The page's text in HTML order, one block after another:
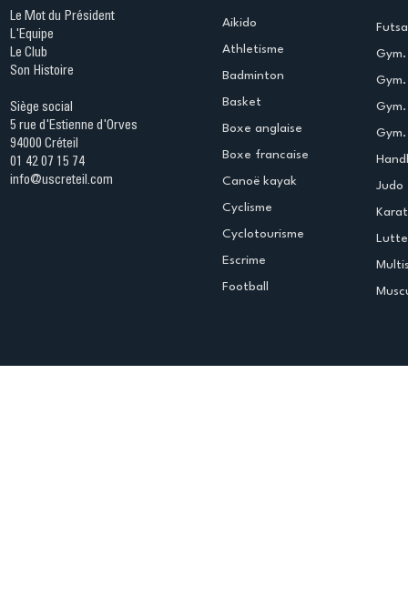
Le Mot du Président
L'Equipe
Le Club
Son Histoire
Siège social
5 rue d'Estienne d'Orves
94000 Créteil
01 42 07 15 74
info@uscreteil.com
Aikido
Athletisme
Badminton
Basket
Boxe anglaise
Boxe francaise
Canoë kayak
Cyclisme
Cyclotourisme
Escrime
Football
Judo
Lutte